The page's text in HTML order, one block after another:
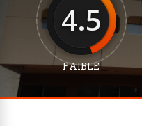
4.5
FAIBLE